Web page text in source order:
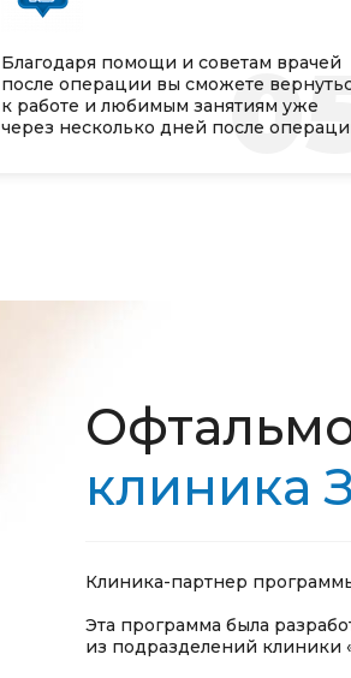
Благодаря помощи и советам врачей
после операции вы сможете
к работе и любимым занятиям уже
через несколько дней после
клиника
Клиника-партнер
Эта программа была
из подразделений клиники